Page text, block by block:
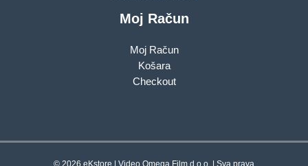
Moj Račun
Moj Račun
Košara
Checkout